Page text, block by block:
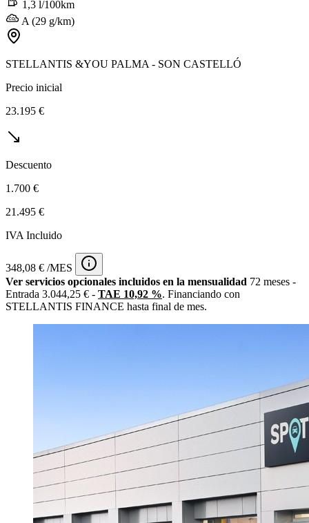
1,3 l/100km
A (29 g/km)
STELLANTIS &YOU PALMA - SON CASTELLÓ
Precio inicial
23.195 €
Descuento
1.700 €
21.495 €
IVA Incluido
348,08 € /MES
Ver servicios opcionales incluidos en la mensualidad 72 meses -
Entrada 3.044,25 € - TAE 10,92 %. Financiando con
STELLANTIS FINANCE hasta final de mes.